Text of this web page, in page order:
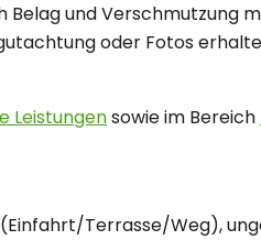
und Verschmutzung
oder Fotos
Leistungensowie im Bereich
Terrasse/Weg),